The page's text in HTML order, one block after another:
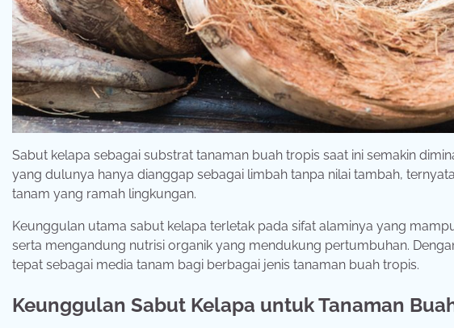
Sabut kelapa sebagai substrat tanaman buah tropis saat ini semakin
yang dulunya hanya dianggap sebagai limbah tanpa nilai tambah,
tanam yang ramah lingkungan.
Keunggulan utama sabut kelapa terletak pada sifat alaminya yang
serta mengandung nutrisi organik yang mendukung pertumbuhan.
tepat sebagai media tanam bagi berbagai jenis tanaman buah tropis.
Keunggulan Sabut Kelapa untuk Tanaman